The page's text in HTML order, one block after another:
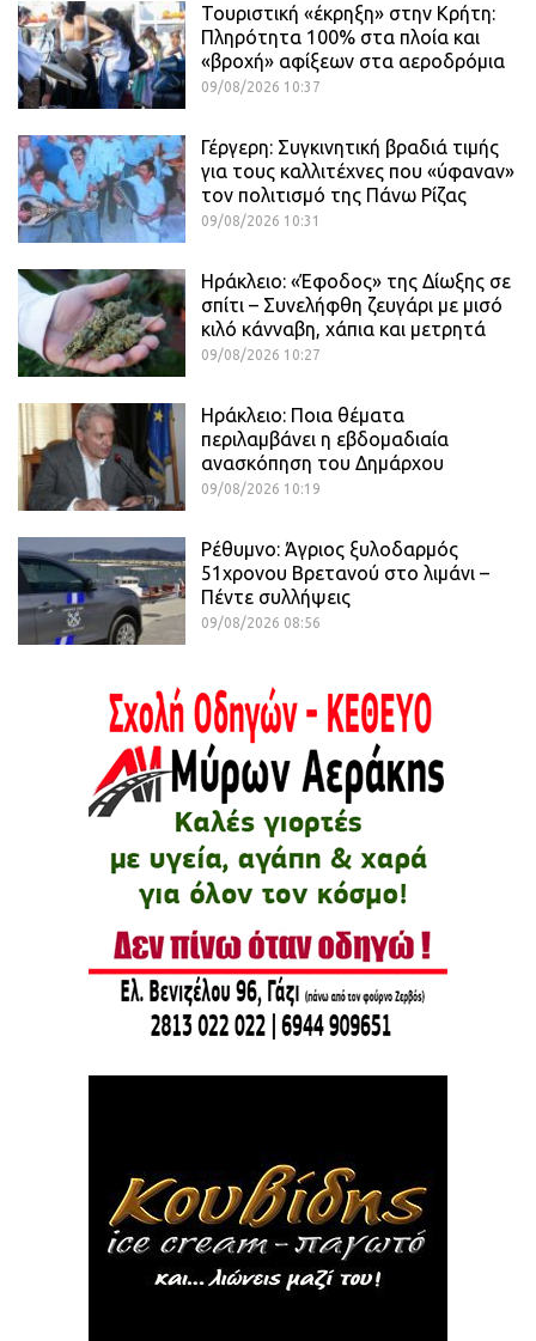
Τουριστική «έκρηξη» στην Κρήτη:
Πληρότητα 100% στα πλοία και
«βροχή» αφίξεων στα αεροδρόμια
09/08/2026 10:37
Γέργερη: Συγκινητική βραδιά τιμής
για τους καλλιτέχνες που «ύφαναν»
τον πολιτισμό της Πάνω Ρίζας
09/08/2026 10:31
Ηράκλειο: «Έφοδος» της Δίωξης σε
σπίτι – Συνελήφθη ζευγάρι με μισό
κιλό κάνναβη, χάπια και μετρητά
09/08/2026 10:27
Ηράκλειο: Ποια θέματα
περιλαμβάνει η εβδομαδιαία
ανασκόπηση του Δημάρχου
09/08/2026 10:19
Ρέθυμνο: Άγριος ξυλοδαρμός
51χρονου Βρετανού στο λιμάνι –
Πέντε συλλήψεις
09/08/2026 08:56